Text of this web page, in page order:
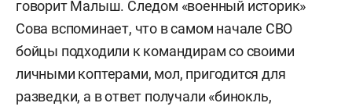
говорит Малыш. Следом «военный историк»
Сова вспоминает, что в самом начале СВО
бойцы подходили к командирам со своими
личными коптерами, мол, пригодится для
разведки, а в ответ получали «бинокль,